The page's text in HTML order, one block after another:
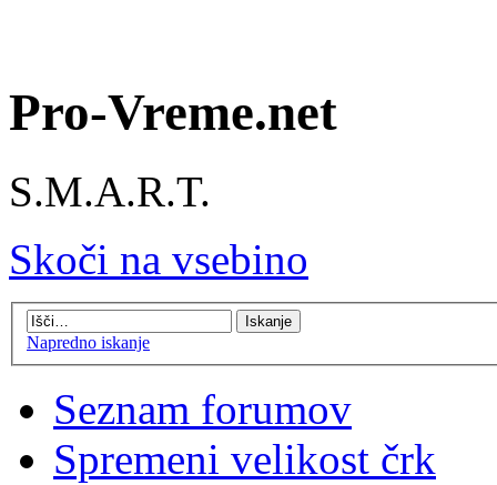
Pro-Vreme.net
S.M.A.R.T.
Skoči na vsebino
Napredno iskanje
Seznam forumov
Spremeni velikost črk